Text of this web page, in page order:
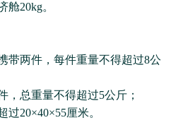
舱20kg。
两件，每件重量不得超过8公
总重量不得超过5公斤；
20×40×55厘米。